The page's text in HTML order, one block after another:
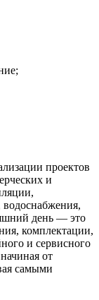
проектов
и
день — это
комплектации,
и сервисного
от
самыми